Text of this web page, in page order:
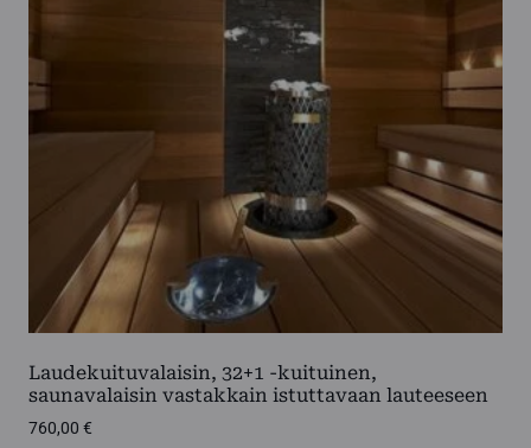
Laudekuituvalaisin, 32+1 -kuituinen,
saunavalaisin vastakkain istuttavaan lauteeseen
760,00 €